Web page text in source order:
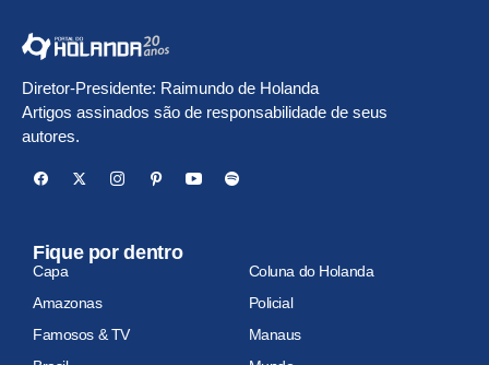
Diretor-Presidente: Raimundo de Holanda
Artigos assinados são de responsabilidade de seus
autores.
Fique por dentro
Capa
Coluna do Holanda
Amazonas
Policial
Famosos & TV
Manaus